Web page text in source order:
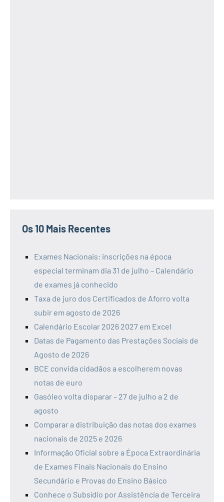
Os 10 Mais Recentes
Exames Nacionais: inscrições na época
especial terminam dia 31 de julho – Calendário
de exames já conhecido
Taxa de juro dos Certificados de Aforro volta
subir em agosto de 2026
Calendário Escolar 2026 2027 em Excel
Datas de Pagamento das Prestações Sociais de
Agosto de 2026
BCE convida cidadãos a escolherem novas
notas de euro
Gasóleo volta disparar – 27 de julho a 2 de
agosto
Comparar a distribuição das notas dos exames
nacionais de 2025 e 2026
Informação Oficial sobre a Época Extraordinária
de Exames Finais Nacionais do Ensino
Secundário e Provas do Ensino Básico
Conhece o Subsídio por Assistência de Terceira